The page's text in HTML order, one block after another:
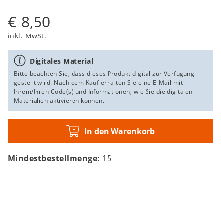
€ 8,50
inkl. MwSt.
Digitales Material
Bitte beachten Sie, dass dieses Produkt digital zur Verfügung
gestellt wird. Nach dem Kauf erhalten Sie eine E-Mail mit
Ihrem/Ihren Code(s) und Informationen, wie Sie die digitalen
Materialien aktivieren können.
In den Warenkorb
Mindestbestellmenge: 15